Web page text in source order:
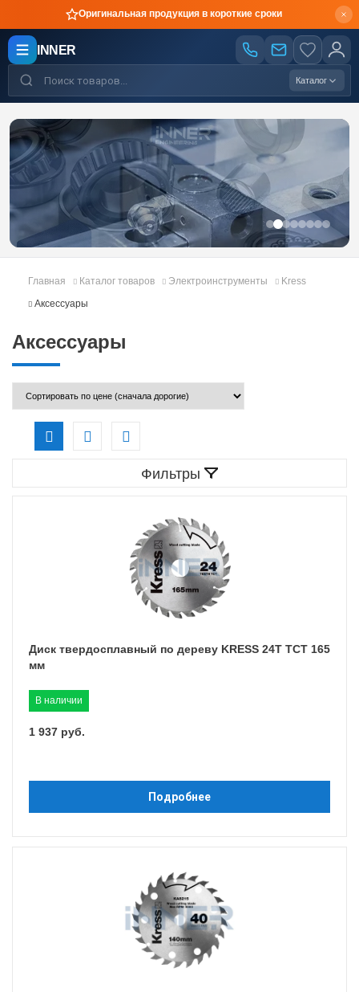
Оригинальная продукция в короткие сроки
INNER
Каталог
Главная Каталог товаров Электроинструменты
Kress
Аксессуары
Аксессуары
Фильтры
Диск твердосплавный по дереву KRESS 24T TCT 165
мм
В наличии
1 937 руб.
Подробнее